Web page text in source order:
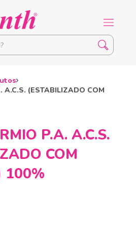
A.C.S. (ESTABILIZADO COM
P.A. A.C.S.
COM
100%